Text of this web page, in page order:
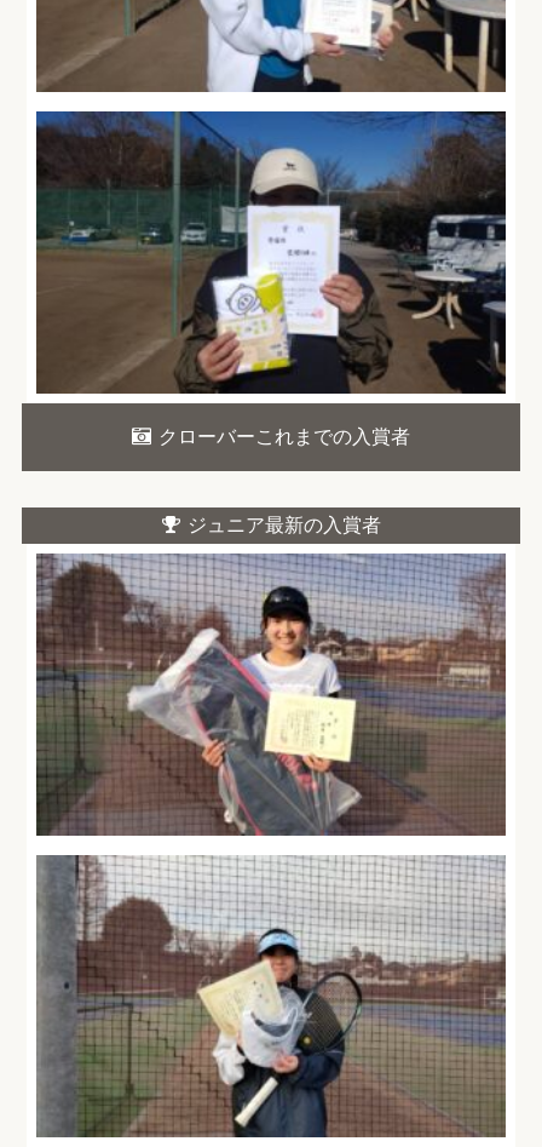
クローバーこれまでの入賞者
ジュニア最新の入賞者